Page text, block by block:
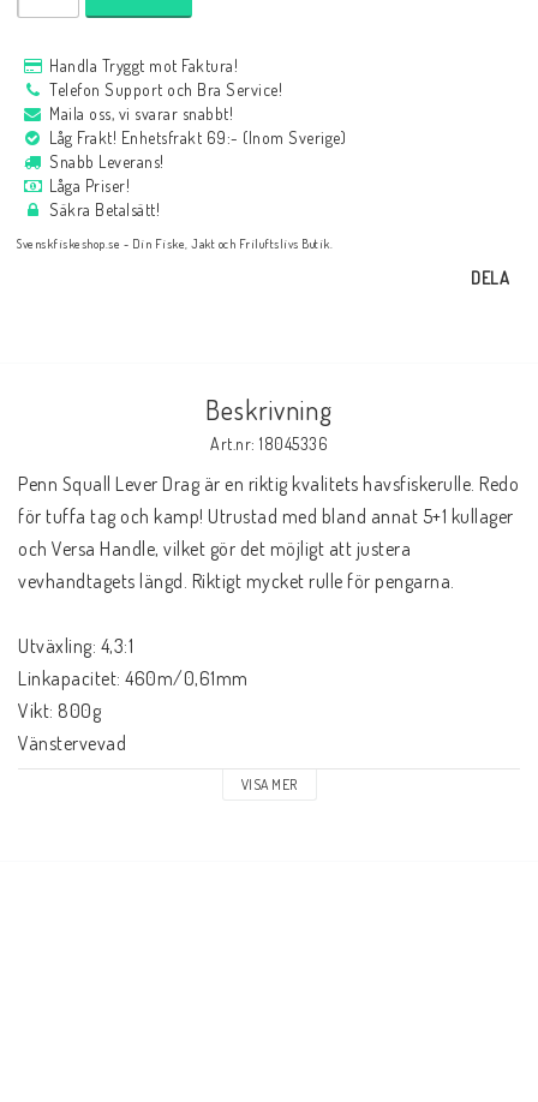
Handla Tryggt mot Faktura!
Telefon Support och Bra Service!
Maila oss, vi svarar snabbt!
Låg Frakt! Enhetsfrakt 69:- (Inom Sverige)
Snabb Leverans!
Låga Priser!
Säkra Betalsätt!
Svenskfiskeshop.se - Din Fiske, Jakt och Friluftslivs Butik.
DELA
Beskrivning
Art.nr: 18045336
Penn Squall Lever Drag är en riktig kvalitets havsfiskerulle. Redo
för tuffa tag och kamp! Utrustad med bland annat 5+1 kullager
och Versa Handle, vilket gör det möjligt att justera
vevhandtagets längd. Riktigt mycket rulle för pengarna.
Utväxling: 4,3:1
Linkapacitet: 460m/0,61mm
Vikt: 800g
Vänstervevad
VISA MER